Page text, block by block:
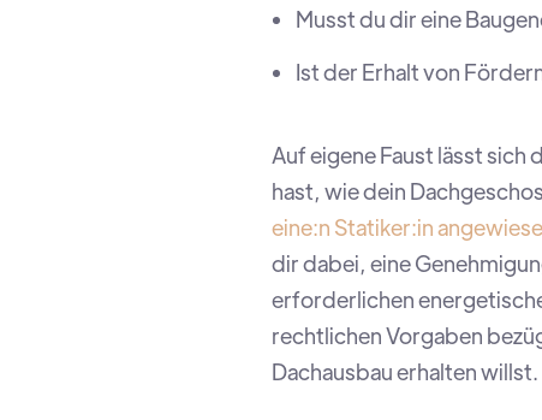
Musst du dir eine
Ist der Erhalt von
Auf eigene Faust lässt sich
hast, wie dein
eine:n Statiker:in
dir dabei, eine
erforderlichen
rechtlichen Vorgaben
Dachausbau erhalten willst.